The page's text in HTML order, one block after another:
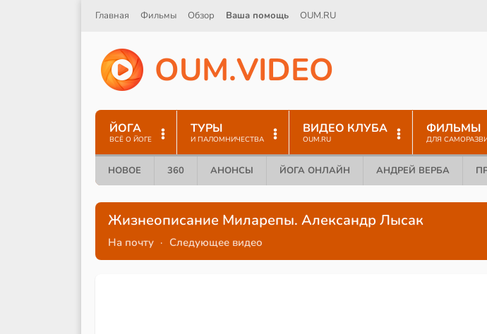
Главная Фильмы Обзор Ваша помощь OUM.RU
OUM.VIDEO
ЙОГА
ВСЁ О ЙОГЕ
ТУРЫ
И ПАЛОМНИЧЕСТВА
ВИДЕО КЛУБА
OUM.RU
ФИЛЬМЫ
ДЛЯ
НОВОЕ 360 АНОНСЫ ЙОГА ОНЛАЙН АНДРЕЙ ВЕРБА
Жизнеописание Миларепы. Александр Лысак
На почту · Следующее видео